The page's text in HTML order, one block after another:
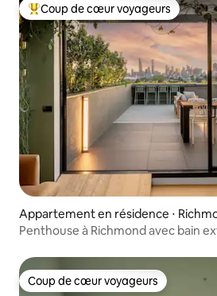
Coups de cœur voyageurs les plus
Coup de cœur voyageurs
Appartement en résidence ⋅
Penthouse à Richmond avec bain
Coup de cœur voyageurs
Coup de cœur voyageurs